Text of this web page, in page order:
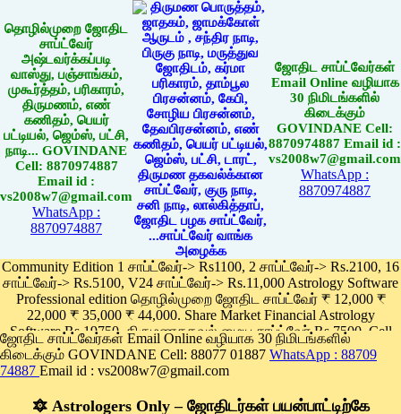
தொழில்முறை ஜோதிட
சாப்ட்வேர்
அஷ்டவர்க்கப்படி
வாஸ்து, பஞ்சாங்கம்,
முகூர்த்தம், பரிகாரம்,
திருமணம், எண்
கணிதம், பெயர்
பட்டியல், ஜெம்ஸ், பட்சி,
நாடி... GOVINDANE
Cell: 8870974887
Email id :
vs2008w7@gmail.com
WhatsApp :
8870974887
ஜோதிட சாப்ட்வேர்கள்
Email Online வழியாக
30 நிமிடங்களில்
கிடைக்கும்
GOVINDANE Cell:
8870974887 Email id :
vs2008w7@gmail.com
WhatsApp :
8870974887
Community Edition 1 சாப்ட்வேர்-> Rs1100, 2 சாப்ட்வேர்-> Rs.2100, 16
சாப்ட்வேர்-> Rs.5100, V24 சாப்ட்வேர்-> Rs.11,000 Astrology Software
Professional edition தொழில்முறை ஜோதிட சாப்ட்வேர் ₹ 12,000 ₹
22,000 ₹ 35,000 ₹ 44,000. Share Market Financial Astrology
Software Rs.19750, திருமணதகவல் மைய சாப்ட்வேர் Rs.7500, Cell
Phone App Rs. 1100
Pay online
ஜோதிட சாப்ட்வேர்கள் Email Online வழியாக 30 நிமிடங்களில்
கிடைக்கும் GOVINDANE Cell: 88077 01887 WhatsApp : 88709
74887 Email id : vs2008w7@gmail.com
🔯 Astrologers Only – ஜோதிடர்கள் பயன்பாட்டிற்கே